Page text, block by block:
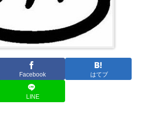
Facebook はてブ
LINE